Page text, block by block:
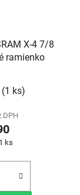
X-4 7/8
ramienko
(1 ks)
DPH
cena:
ks